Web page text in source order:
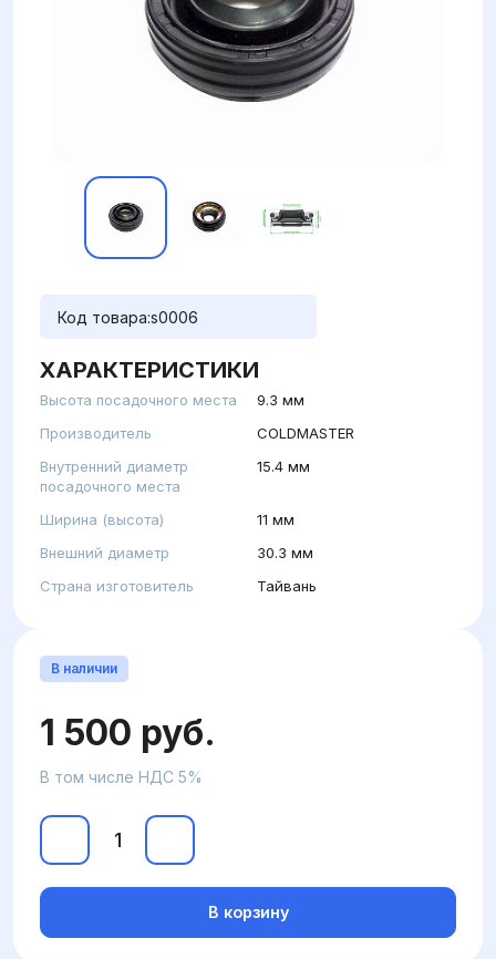
Код товара:s0006
ХАРАКТЕРИСТИКИ
Высота посадочного места
9.3 мм
Производитель
COLDMASTER
Внутренний диаметр
посадочного места
15.4 мм
Ширина (высота)
11 мм
Внешний диаметр
30.3 мм
Страна изготовитель
Тайвань
В наличии
1 500 руб.
В том числе НДС 5%
В корзину